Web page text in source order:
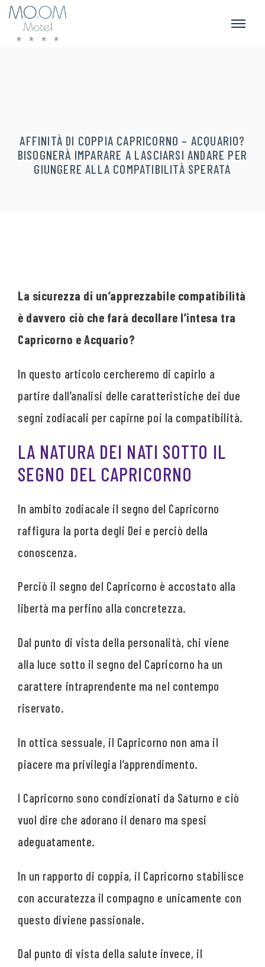
AFFINITÀ DI COPPIA CAPRICORNO – ACQUARIO?
BISOGNERÀ IMPARARE A LASCIARSI ANDARE PER
GIUNGERE ALLA COMPATIBILITÀ SPERATA
La sicurezza di un’apprezzabile compatibilità
è davvero ciò che farà decollare l’intesa tra
Capricorno e Acquario?
In questo articolo cercheremo di capirlo a
partire dall’analisi delle caratteristiche dei due
segni zodiacali per capirne poi la compatibilità.
LA NATURA DEI NATI SOTTO IL
SEGNO DEL CAPRICORNO
In ambito zodiacale il segno del Capricorno
raffigura la porta degli Dei e perciò della
conoscenza.
Perciò il segno del Capricorno è accostato alla
libertà ma perfino alla concretezza.
Dal punto di vista della personalità, chi viene
alla luce sotto il segno del Capricorno ha un
carattere intraprendente ma nel contempo
riservato.
In ottica sessuale, il Capricorno non ama il
piacere ma privilegia l’apprendimento.
I Capricorno sono condizionati da Saturno e ciò
vuol dire che adorano il denaro ma spesi
adeguatamente.
In un rapporto di coppia, il Capricorno stabilisce
con accuratezza il compagno e unicamente con
questo diviene passionale.
Dal punto di vista della salute invece, il